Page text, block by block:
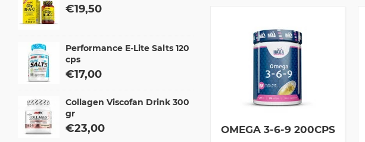
€19,50
Performance E-Lite Salts 120
cps
€17,00
Collagen Viscofan Drink 300
gr
€23,00 OMEGA 3-6-9 200CPS